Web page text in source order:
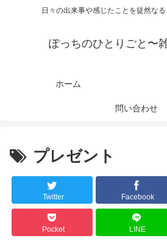
日々の出来事や感じたことを徒然な
ぽっちのひとりごと〜
ホーム
問い合わせ
プレゼント
Twitter Facebook
Pocket LINE